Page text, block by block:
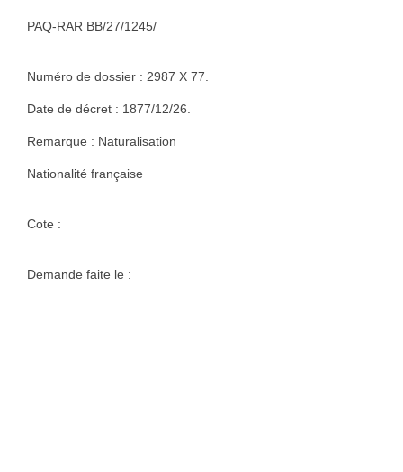
PAQ-RAR BB/27/1245/
Numéro de dossier : 2987 X 77.
Date de décret : 1877/12/26.
Remarque : Naturalisation
Nationalité française
Cote :
Demande faite le :